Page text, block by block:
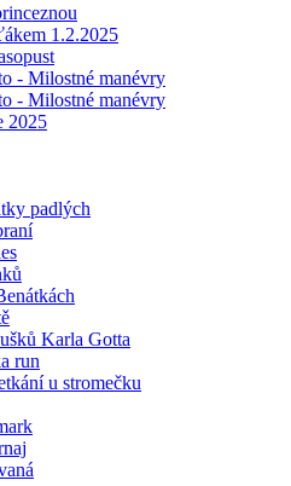
1.2.2025
- Milostné manévry
- Milostné manévry
2025
padlých
Karla Gotta
run
u stromečku